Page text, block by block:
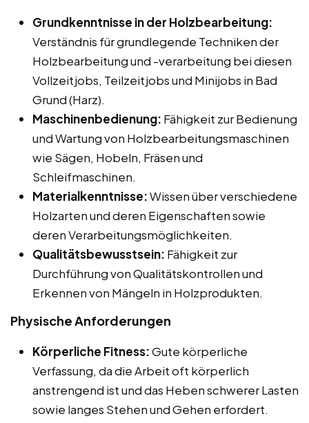
Grundkenntnisse in der Holzbearbeitung:
Verständnis für grundlegende Techniken der
Holzbearbeitung und -verarbeitung bei diesen
Vollzeitjobs, Teilzeitjobs und Minijobs in Bad
Grund (Harz).
Maschinenbedienung: Fähigkeit zur Bedienung
und Wartung von Holzbearbeitungsmaschinen
wie Sägen, Hobeln, Fräsen und
Schleifmaschinen.
Materialkenntnisse:Wissen über verschiedene
Holzarten und deren Eigenschaften sowie
deren Verarbeitungsmöglichkeiten.
Qualitätsbewusstsein: Fähigkeit zur
Durchführung von Qualitätskontrollen und
Erkennen von Mängeln in Holzprodukten.
Physische Anforderungen
Körperliche Fitness:Gute körperliche
Verfassung, da die Arbeit oft körperlich
anstrengend ist und das Heben schwerer Lasten
sowie langes Stehen und Gehen erfordert.